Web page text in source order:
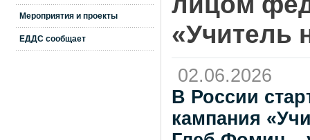
Мероприятия и проекты
ЕДДС сообщает
«Учитель
02.06.2026
В России
кампания